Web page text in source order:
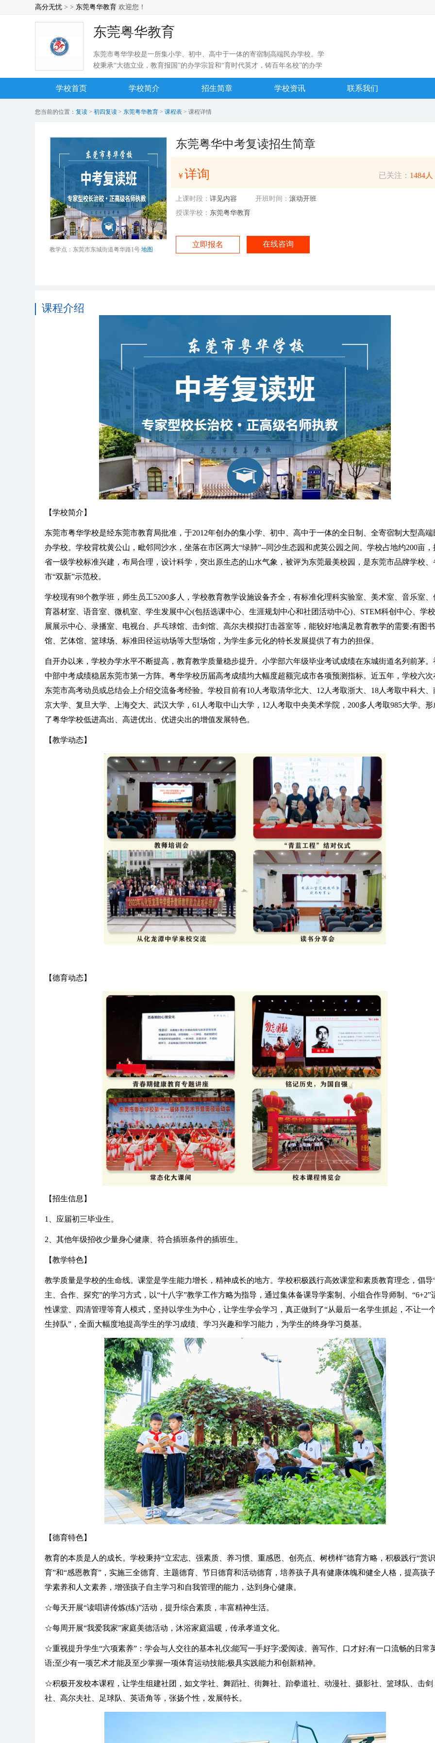
高分无忧 > > 东莞粤华教育 欢迎您！
东莞粤华教育
东莞市粤华学校是一所集小学、初中、高中于一体的寄宿制高端民办学校。学
校秉承“大德立业，教育报国”的办学宗旨和“育时代英才，铸百年名校”的办学
目标，遵循“适性扬才，多维出彩”的办学理念及“平安粤华、质量粤华、特色粤
华、创新粤华”的办学方针，实行三全德育、主题德育、活动德育以及集体备
课导学案制、小组合作导师制、“6+2”适性课堂育人模式，学生入学后整体进
步幅度大，很好地体现了我校的增值发展特色。
学校首页 学校简介 招生简章 学校资讯 联系我们
您当前的位置： 复读 > 初四复读 > 东莞粤华教育 > 课程表 > 课程详情
教学点：东莞市东城街道粤华路1号 地图
东莞粤华中考复读招生简章
￥详询 已关注： 1484人
上课时段： 详见内容 开班时间： 滚动开班
授课学校： 东莞粤华教育
立即报名 在线咨询
课程介绍
【学校简介】
东莞市粤华学校是经东莞市教育局批准，于2012年创办的集小学、初中、高中于一体的全日制、全寄宿制大型高端
办学校。学校背枕黄公山，毗邻同沙水，坐落在市区两大“绿肺”--同沙生态园和虎英公园之间。学校占地约200亩，
省一级学校标准兴建，布局合理，设计科学，突出原生态的山水气象，被评为东莞最美校园，是东莞市品牌学校、
市“双新”示范校。
学校现有98个教学班，师生员工5200多人，学校教育教学设施设备齐全，有标准化理科实验室、美术室、音乐室、
育器材室、语音室、微机室、学生发展中心(包括选课中心、生涯规划中心和社团活动中心)、STEM科创中心、学
展展示中心、录播室、电视台、乒乓球馆、击剑馆、高尔夫模拟打击器室等，能较好地满足教育教学的需要;有图书
馆、艺体馆、篮球场、标准田径运动场等大型场馆，为学生多元化的特长发展提供了有力的担保。
自开办以来，学校办学水平不断提高，教育教学质量稳步提升。小学部六年级毕业考试成绩在东城街道名列前茅。
中部中考成绩稳居东莞市第一方阵。粤华学校历届高考成绩均大幅度超额完成市各项预测指标。近五年，学校六次
东莞市高考动员或总结会上介绍交流备考经验。学校目前有10人考取清华北大、12人考取浙大、18人考取中科大、
京大学、复旦大学、上海交大、武汉大学，61人考取中山大学，12人考取中央美术学院，200多人考取985大学。形
了粤华学校低进高出、高进优出、优进尖出的增值发展特色。
【教学动态】
【德育动态】
【招生信息】
1、应届初三毕业生。
2、其他年级招收少量身心健康、符合插班条件的插班生。
【教学特色】
教学质量是学校的生命线。课堂是学生能力增长，精神成长的地方。学校积极践行高效课堂和素质教育理念，倡导
主、合作、探究”的学习方式，以“十八字”教学工作方略为指导，通过集体备课导学案制、小组合作导师制、“6+2”
性课堂、四清管理等育人模式，坚持以学生为中心，让学生学会学习，真正做到了“从最后一名学生抓起，不让一
生掉队”，全面大幅度地提高学生的学习成绩、学习兴趣和学习能力，为学生的终身学习奠基。
【德育特色】
教育的本质是人的成长。学校秉持“立宏志、强素质、养习惯、重感恩、创亮点、树榜样”德育方略，积极践行“赏
育”和“感恩教育”，实施三全德育、主题德育、节日德育和活动德育，培养孩子具有健康体魄和健全人格，提高孩
学素养和人文素养，增强孩子自主学习和自我管理的能力，达到身心健康。
☆每天开展“读唱讲传炼(练)”活动，提升综合素质，丰富精神生活。
☆每周开展“我爱我家”家庭美德活动，沐浴家庭温暖，传承孝道文化。
☆重视提升学生“六项素养”：学会与人交往的基本礼仪;能写一手好字;爱阅读、善写作、口才好;有一口流畅的日常
语;至少有一项艺术才能及至少掌握一项体育运动技能;极具实践能力和创新精神。
☆积极开发校本课程，让学生组建社团，如文学社、舞蹈社、街舞社、跆拳道社、动漫社、摄影社、篮球队、击剑
社、高尔夫社、足球队、英语角等，张扬个性，发展特长。